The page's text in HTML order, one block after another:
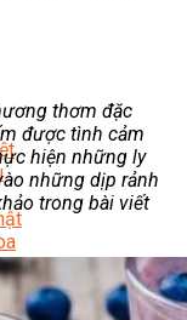
nào?
thơm đặc
được tình cảm
hiện những ly
những dịp rảnh
trong bài viết